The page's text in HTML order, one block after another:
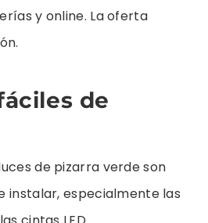
y online. La oferta
de
de pizarra verde son
instalar, especialmente las